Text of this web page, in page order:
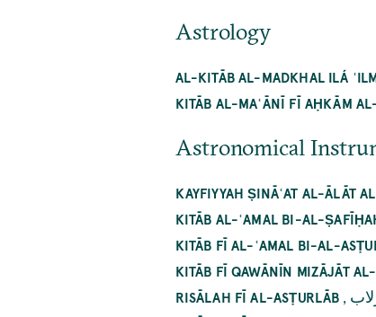
Astrology
AL-KITĀB AL-MADKHAL ILÁ
KITĀB AL-MAʿĀNĪ FĪ AḤKĀM
Astronomical
KAYFIYYAH ṢINĀʿAT AL-ĀLĀT
KITĀB AL-ʿAMAL BI-AL-
KITĀB FĪ AL-ʿAMAL BI-AL-
KITĀB FĪ QAWĀNĪN MIZĀJĀT
RISĀLAH FĪ AL-ASṬURLĀB ,